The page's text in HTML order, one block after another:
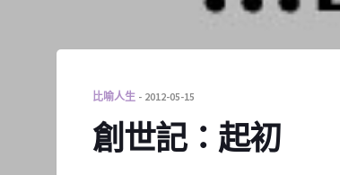
比喻人生 2012-05-15
創世記：起初